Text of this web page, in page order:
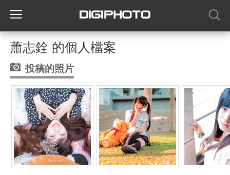
蕭志銓 的個人檔案
投稿的照片